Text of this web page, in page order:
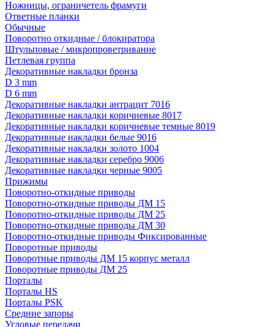
Ножницы, ограничетель фрамуги
Ответные планки
Обычные
Поворотно откидные / блокиратора
Штульповые / микропроветривание
Петлевая группа
Декоративные накладки бронза
D 3 mm
D 6 mm
Декоративные накладки антрацит 7016
Декоративные накладки коричневые 8017
Декоративные накладки коричневые темные 8019
Декоративные накладки белые 9016
Декоративные накладки золото 1004
Декоративные накладки серебро 9006
Декоративные накладки черные 9005
Прижимы
Поворотно-откидные приводы
Поворотно-откидные приводы ДМ 15
Поворотно-откидные приводы ДМ 25
Поворотно-откидные приводы ДМ 30
Поворотно-откидные приводы Фиксированные
Поворотные приводы
Поворотные приводы ДМ 15 корпус металл
Поворотные приводы ДМ 25
Порталы
Порталы HS
Порталы PSK
Средние запоры
Угловые передачи